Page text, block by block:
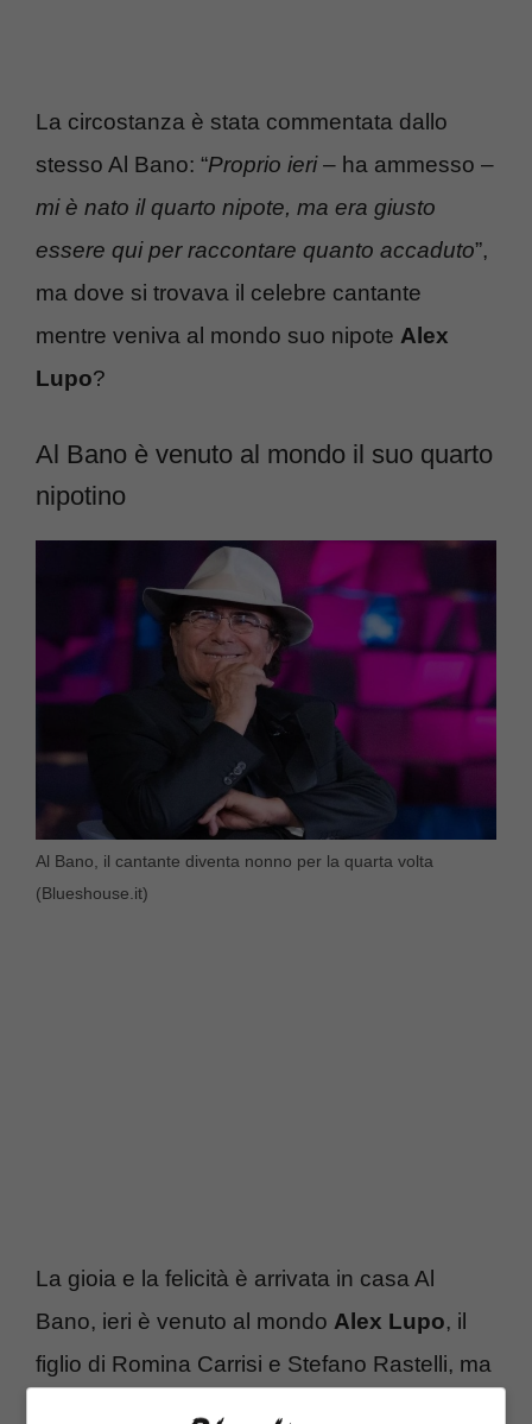
La circostanza è stata commentata dallo
stesso Al Bano: “Proprio ieri– ha ammesso –
mi è nato il quarto nipote, ma era giusto
essere qui per raccontare quanto accaduto”,
ma dove si trovava il celebre cantante
mentre veniva al mondo suo nipote Alex
Lupo?
Al Bano è venuto al mondo il suo quarto
nipotino
Al Bano, il cantante diventa nonno per la quarta volta
(Blueshouse.it)
La gioia e la felicità è arrivata in casa Al
Bano, ieri è venuto al mondo Alex Lupo, il
figlio di Romina Carrisi e Stefano Rastelli, ma